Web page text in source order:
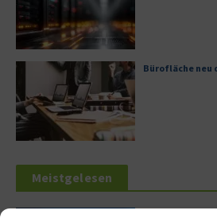
Bürofläche neu
Meistgelesen